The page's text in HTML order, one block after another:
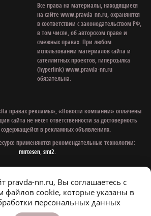
Все права на материалы, находящиеся
на сайте www.pravda-nn.ru, охраняются
в соответствии с законодательством РФ,
в том числе, об авторском праве и
смежных правах. При любом
использовании материалов сайта и
сателлитных проектов, гиперссылка
(hyperlink) www.pravda-nn.ru
обязательна.
правах рекламы», «Новости компании» оплачены
сайта не несет ответственности за достоверность
в рекламных объявлениях.
применяются рекомендательные технологии:
mirtesen,smi2.
Газета «Нижегородская правда»
конфиденциальности
обработку персональных данных
pravda-nn.ru, Вы соглашаетесь с
файлов cookie, которые указаны в
персональных данных